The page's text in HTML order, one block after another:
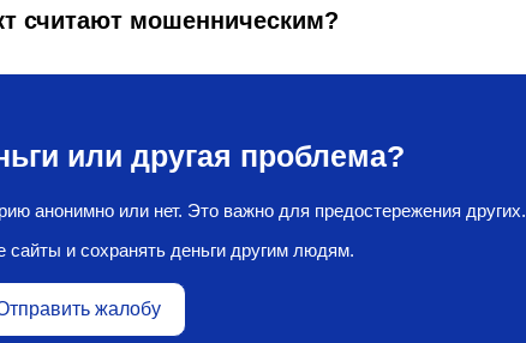
считают мошенническим?
или другая проблема?
анонимно или нет. Это важно для предостережения других.
и сохранять деньги другим людям.
жалобу